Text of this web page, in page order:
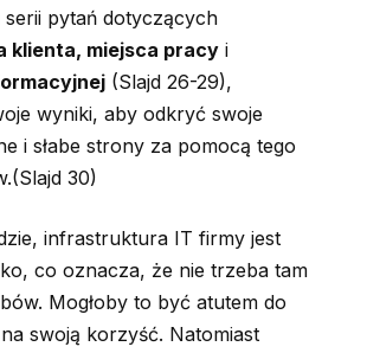
pytań dotyczących
klienta, miejsca pracy i
(Slajd 26-29),
wyniki, aby odkryć swoje
i słabe strony za pomocą tego
(Slajd 30)
infrastruktura IT firmy jest
co oznacza, że nie trzeba tam
Mogłoby to być atutem do
swoją korzyść. Natomiast